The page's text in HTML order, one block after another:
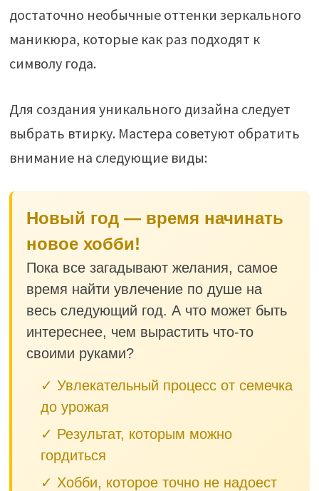
достаточно необычные оттенки зеркального
маникюра, которые как раз подходят к
символу года.
Для создания уникального дизайна следует
выбрать втирку. Мастера советуют обратить
внимание на следующие виды:
Новый год — время начинать
новое хобби!
Пока все загадывают желания, самое
время найти увлечение по душе на
весь следующий год. А что может быть
интереснее, чем вырастить что-то
своими руками?
✓ Увлекательный процесс от семечка
до урожая
✓ Результат, которым можно
гордиться
✓ Хобби, которое точно не надоест